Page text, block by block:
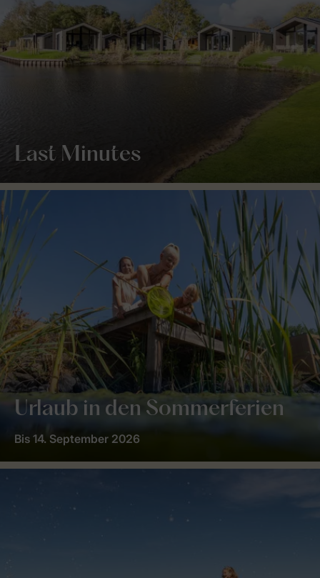
Last Minutes
Urlaub in den Sommerferien
Bis 14. September 2026